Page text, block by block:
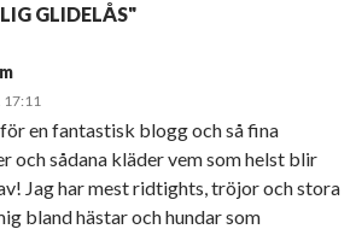
GLIDELÅS"
17:11
en fantastisk blogg och så fina
och sådana kläder vem som helst blir
Jag har mest ridtights, tröjor och stora
bland hästar och hundar som